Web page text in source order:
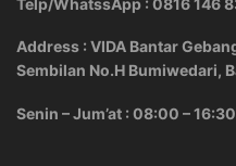
Address : VIDA Bantar
Sembilan No.H Bumiwedari,
Senin – Jum’at : 08:00 –